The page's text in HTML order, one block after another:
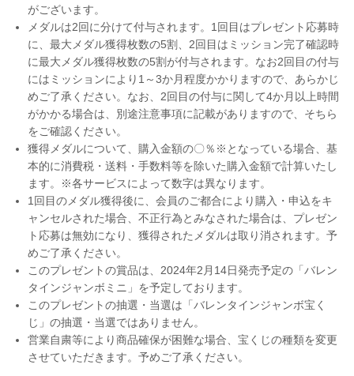
がございます。
メダルは2回に分けて付与されます。1回目はプレゼント応募時
に、最大メダル獲得枚数の5割、2回目はミッション完了確認時
に最大メダル獲得枚数の5割が付与されます。なお2回目の付与
にはミッションにより1～3か月程度かかりますので、あらかじ
めご了承ください。なお、2回目の付与に関して4か月以上時間
がかかる場合は、別途注意事項に記載がありますので、そちら
をご確認ください。
獲得メダルについて、購入金額の〇％※となっている場合、基
本的に消費税・送料・手数料等を除いた購入金額で計算いたし
ます。※各サービスによって数字は異なります。
1回目のメダル獲得後に、会員のご都合により購入・申込をキ
ャンセルされた場合、不正行為とみなされた場合は、プレゼン
ト応募は無効になり、獲得されたメダルは取り消されます。予
めご了承ください。
このプレゼントの賞品は、2024年2月14日発売予定の「バレン
タインジャンボミニ」を予定しております。
このプレゼントの抽選・当選は「バレンタインジャンボ宝く
じ」の抽選・当選ではありません。
営業自粛等により商品確保が困難な場合、宝くじの種類を変更
させていただきます。予めご了承ください。